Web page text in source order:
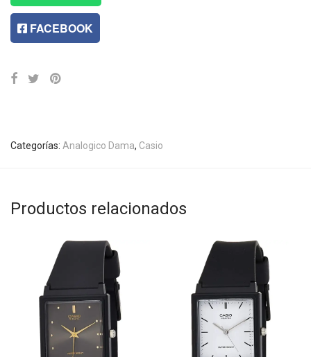
FACEBOOK
Categorías: Analogico Dama, Casio
Productos relacionados